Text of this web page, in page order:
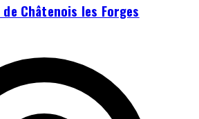
Châtenois les Forges